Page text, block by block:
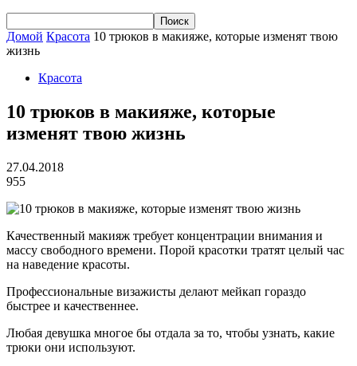
Домой Красота 10 трюков в макияже, которые изменят твою
жизнь
Красота
10 трюков в макияже, которые
изменят твою жизнь
27.04.2018
955
Качественный макияж требует концентрации внимания и
массу свободного времени. Порой красотки тратят целый час
на наведение красоты.
Профессиональные визажисты делают мейкап гораздо
быстрее и качественнее.
Любая девушка многое бы отдала за то, чтобы узнать, какие
трюки они используют.